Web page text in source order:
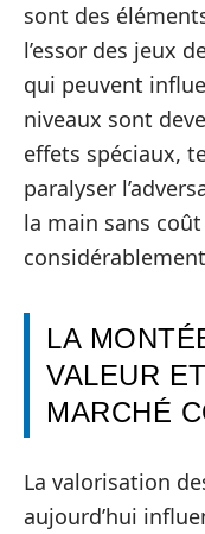
sont des
l’essor des jeux
qui peuvent
niveaux sont
effets spéciaux,
paralyser
la main sans
LA
VALEUR
MARCHÉ
La valorisation
aujourd’hui